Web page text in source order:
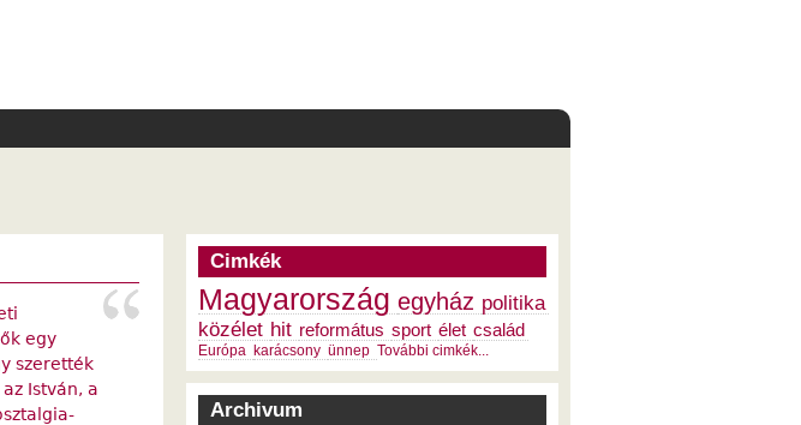
egy
szerették
István, a
Cimkék
Magyarország egyház politika
közélet hit református sport élet család
Európa karácsony ünnep További cimkék...
Archivum